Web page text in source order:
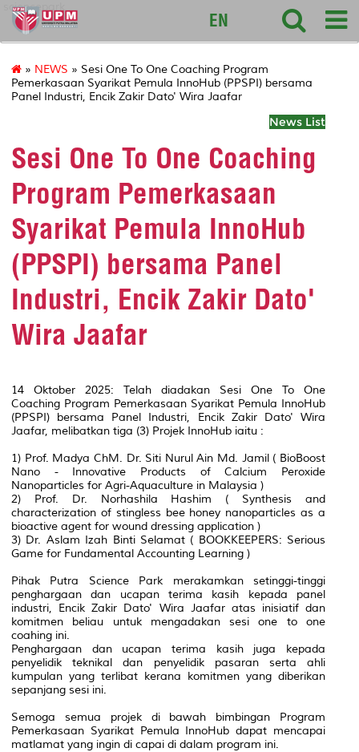
sciencepark
EN
» NEWS » Sesi One To One Coaching Program
Pemerkasaan Syarikat Pemula InnoHub (PPSPI) bersama
Panel Industri, Encik Zakir Dato' Wira Jaafar
News List
Sesi One To One Coaching
Program Pemerkasaan
Syarikat Pemula InnoHub
(PPSPI) bersama Panel
Industri, Encik Zakir Dato'
Wira Jaafar
14 Oktober 2025: Telah diadakan Sesi One To One
Coaching Program Pemerkasaan Syarikat Pemula InnoHub
(PPSPI) bersama Panel Industri, Encik Zakir Dato' Wira
Jaafar, melibatkan tiga (3) Projek InnoHub iaitu :
1) Prof. Madya ChM. Dr. Siti Nurul Ain Md. Jamil ( BioBoost
Nano - Innovative Products of Calcium Peroxide
Nanoparticles for Agri-Aquaculture in Malaysia )
2) Prof. Dr. Norhashila Hashim ( Synthesis and
characterization of stingless bee honey nanoparticles as a
bioactive agent for wound dressing application )
3) Dr. Aslam Izah Binti Selamat ( BOOKKEEPERS: Serious
Game for Fundamental Accounting Learning )
Pihak Putra Science Park merakamkan setinggi-tinggi
penghargaan dan ucapan terima kasih kepada panel
industri, Encik Zakir Dato' Wira Jaafar atas inisiatif dan
komitmen beliau untuk mengadakan sesi one to one
coahing ini.
Penghargaan dan ucapan terima kasih juga kepada
penyelidik teknikal dan penyelidik pasaran serta ahli
kumpulan yang terlibat kerana komitmen yang diberikan
sepanjang sesi ini.
Semoga semua projek di bawah bimbingan Program
Pemerkasaan Syarikat Pemula InnoHub dapat mencapai
matlamat yang ingin di capai di dalam program ini.